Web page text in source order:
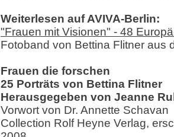
Weiterlesen auf AVIVA-Berlin:
"Frauen mit Visionen" - 48
Fotoband von Bettina Flitner aus
Frauen die forschen
25 Porträts von Bettina Flitner
Herausgegeben von Jeanne
Vorwort von Dr. Annette Schavan
Collection Rolf Heyne Verlag,